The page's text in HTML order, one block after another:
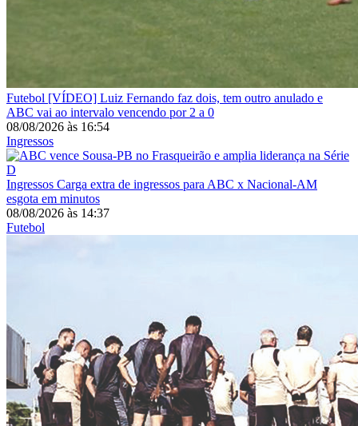
Futebol [VÍDEO] Luiz Fernando faz dois, tem outro anulado e
ABC vai ao intervalo vencendo por 2 a 0
08/08/2026 às 16:54
Ingressos
Ingressos Carga extra de ingressos para ABC x Nacional-AM
esgota em minutos
08/08/2026 às 14:37
Futebol